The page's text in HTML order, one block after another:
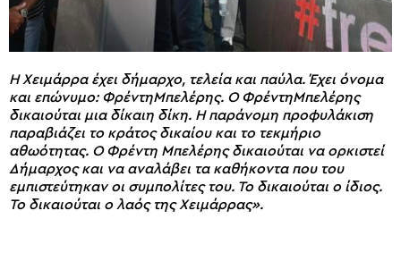
Η Χειμάρρα έχει δήμαρχο, τελεία και παύλα. Έχει όνομα
και επώνυμο: ΦρέντηΜπελέρης. Ο ΦρέντηΜπελέρης
δικαιούται μια δίκαιη δίκη. Η παράνομη προφυλάκιση
παραβιάζει το κράτος δικαίου και το τεκμήριο
αθωότητας. Ο Φρέντη Μπελέρης δικαιούται να ορκιστεί
Δήμαρχος και να αναλάβει τα καθήκοντα που του
εμπιστεύτηκαν οι συμπολίτες του. Το δικαιούται ο ίδιος.
Το δικαιούται ο λαός της Χειμάρρας».